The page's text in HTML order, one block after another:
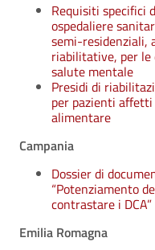
Requisiti
ospedaliere
semi-residenziali,
riabilitative, per le
salute mentale
Presidi di
per pazienti
alimentare
Campania
Dossier di
“Potenziamento
contrastare i DCA”
Emilia Romagna